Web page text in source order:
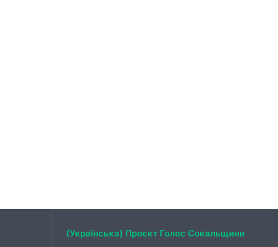
(Українська) Проєкт Голос Сокальщини